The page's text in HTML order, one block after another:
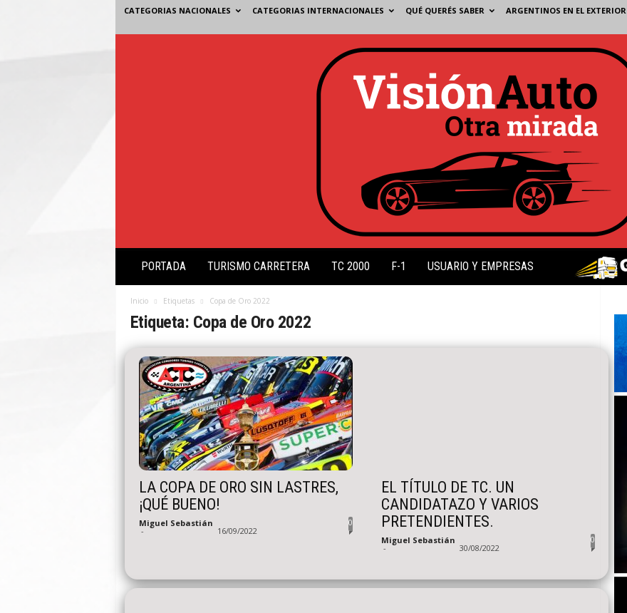
CATEGORIAS NACIONALES CATEGORIAS INTERNACIONALES QUÉ QUERÉS SABER ARGENTINOS EN EL EXTERIOR
s
PORTADA TURISMO CARRETERA TC 2000 F-1 USUARIO Y EMPRESAS
Inicio Etiquetas Copa de Oro 2022
Etiqueta: Copa de Oro 2022
LA COPA DE ORO SIN LASTRES,
¡QUÉ BUENO!
Miguel Sebastián
- 16/09/2022
0
EL TÍTULO DE TC. UN
CANDIDATAZO Y VARIOS
PRETENDIENTES.
Miguel Sebastián
- 30/08/2022
0